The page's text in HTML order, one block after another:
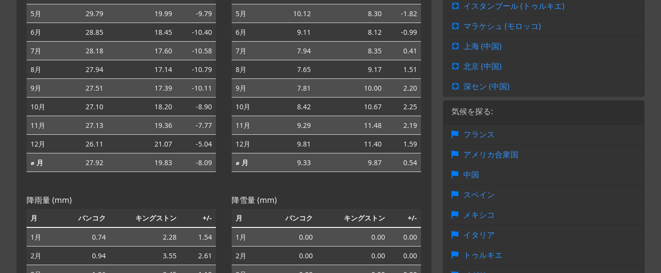
5月
29.79 19.99
-9.79
6月
28.85 18.45
-10.40
7月
28.18 17.60
-10.58
8月
27.94 17.14
-10.79
9月
27.51 17.39
-10.11
10月
27.10 18.20
-8.90
11月
27.13 19.36
-7.77
12月
26.11 21.07
-5.04
⌀ 月
27.92 19.83 -8.09
5月
10.12 8.30
-1.82
6月
9.11 8.12
-0.99
7月
7.94 8.35
0.41
8月
7.65 9.17
1.51
9月
7.81 10.00
2.20
10月
8.42 10.67
2.25
11月
9.29 11.48
2.19
12月
9.81 11.40
1.59
⌀ 月
9.33 9.87 0.54
降雨量 (mm)
月 バンコク キングストン +/-
1月 0.74 2.28
1.54
2月
0.94 3.55
2.61
降雪量 (mm)
月 バンコク キングストン +/-
1月 0.00 0.00
0.00
2月
0.00 0.00
0.00
イスタンブール (トゥルキエ)
マラケシュ (モロッコ)
上海 (中国)
北京 (中国)
深セン (中国)
気候を探る:
フランス
アメリカ合衆国
中国
スペイン
メキシコ
イタリア
トゥルキエ